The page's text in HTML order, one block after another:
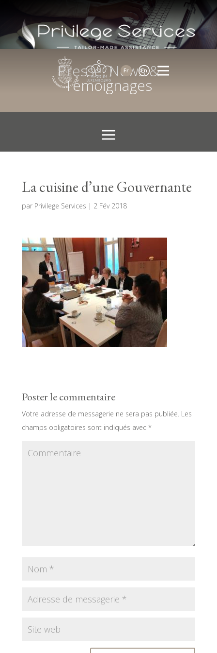
Fr En
Presse, News &
Témoignages
La cuisine d’une Gouvernante
par Privilege Services | 2 Fév 2018
Poster le commentaire
Votre adresse de messagerie ne sera pas publiée.Les
champs obligatoires sont indiqués avec *